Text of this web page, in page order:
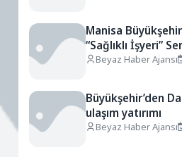
Manisa
“Sağlıklı İşyeri”
Beyaz Haber Ajansı
Büyükşehir’den
ulaşım yatırımı
Beyaz Haber Ajansı